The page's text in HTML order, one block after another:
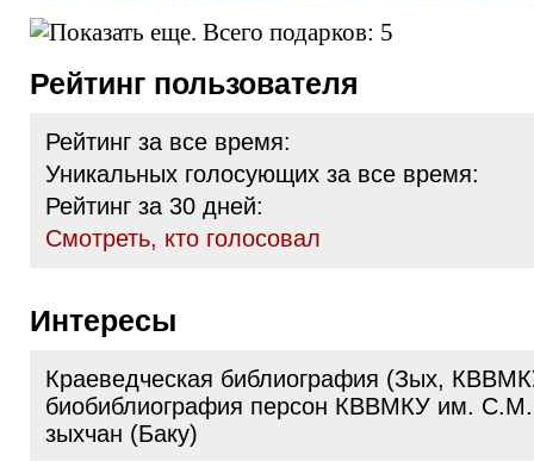
Рейтинг пользователя
Рейтинг за все время:
Уникальных голосующих за все время:
Рейтинг за 30 дней:
Cмотреть, кто голосовал
Интересы
Краеведческая библиография (Зых,
биобиблиография персон КВВМКУ им.
зыхчан (Баку)